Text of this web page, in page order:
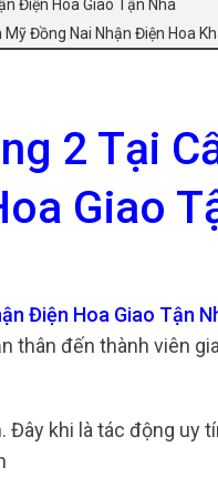
Điện Hoa Giao Tận Nhà
Đồng Nai Nhận Điện Hoa
2 Tại
Giao
Điện Hoa Giao Tận
đến thành viên
Đây khi là tác động uy